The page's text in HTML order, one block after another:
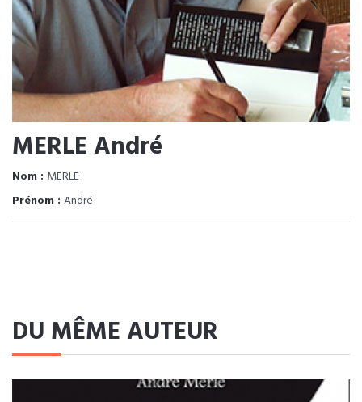
MERLE André
Nom : MERLE
Prénom : André
DU MÊME AUTEUR